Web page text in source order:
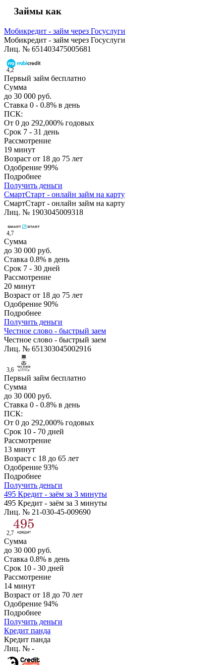
Займы как
Мобикредит - займ через Госуслуги
Мобикредит - займ через Госуслуги
Лиц. № 651403475005681
4,2
Первый займ бесплатно
Сумма
до 30 000 руб.
Ставка 0 - 0.8% в день
ПСК:
От 0 до 292,000% годовых
Срок 7 - 31 день
Рассмотрение
19 минут
Возраст от 18 до 75 лет
Одобрение 99%
Подробнее
Получить деньги
СмартСтарт - онлайн займ на карту
СмартСтарт - онлайн займ на карту
Лиц. № 1903045009318
4,7
Сумма
до 30 000 руб.
Ставка 0.8% в день
Срок 7 - 30 дней
Рассмотрение
20 минут
Возраст от 18 до 75 лет
Одобрение 90%
Подробнее
Получить деньги
Честное слово - быстрый заем
Честное слово - быстрый заем
Лиц. № 651303045002916
3,6
Первый займ бесплатно
Сумма
до 30 000 руб.
Ставка 0 - 0.8% в день
ПСК:
От 0 до 292,000% годовых
Срок 10 - 70 дней
Рассмотрение
13 минут
Возраст с 18 до 65 лет
Одобрение 93%
Подробнее
Получить деньги
495 Кредит - заём за 3 минуты
495 Кредит - заём за 3 минуты
Лиц. № 21-030-45-009690
2,7
Сумма
до 30 000 руб.
Ставка 0.8% в день
Срок 10 - 30 дней
Рассмотрение
14 минут
Возраст от 18 до 70 лет
Одобрение 94%
Подробнее
Получить деньги
Кредит панда
Кредит панда
Лиц. № -